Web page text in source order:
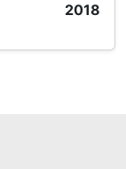
2018